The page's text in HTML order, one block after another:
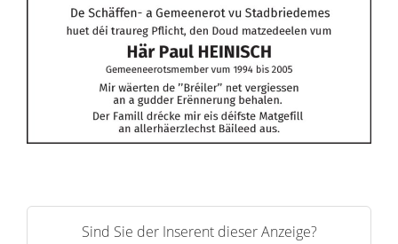
Sind Sie der Inserent dieser Anzeige?